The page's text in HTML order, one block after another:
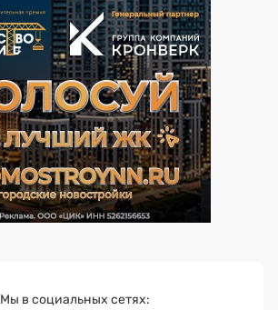
Мы в социальных сетях: